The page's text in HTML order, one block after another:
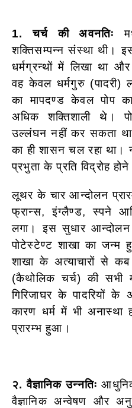
1. चर्च की अवनतिः
शक्तिसम्पन्न संस्था थी।
धर्मग्रन्थों में लिखा था
वह केवल धर्मगुरु (पादरी)
का मापदण्ड केवल पोप
अधिक शक्तिशाली थे।
उल्लंघन नहीं कर सकता
का ही शासन चल रहा था।
प्रभुता के प्रति विद्रोह
लूथर के चार आन्दोलन
फ्रान्स, इंग्लैण्ड, स्पने
लगा। इस सुधार
पोटेस्टेण्ट शाखा का जन्म
शाखा के अत्याचारों से
(कैथोलिक चर्च) की सभी
गिरिजाघर के पादरियों के
कारण धर्म में भी अनास्था
प्रारम्भ हुआ।
२. वैज्ञानिक उन्नतिः
वैज्ञानिक अन्वेषण और